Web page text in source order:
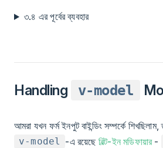
৩.৪ এর পূর্বের ব্যবহার
Handling v-model
আমরা যখন ফর্ম ইনপুট বাইন্ডিং সম্পর্কে
v-model -এ রয়েছে বিল্ট-ইন মডিফায়ার-